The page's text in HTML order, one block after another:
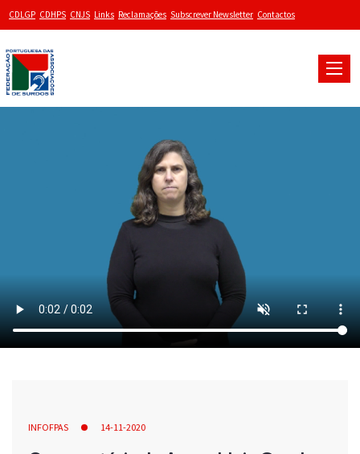
CDLGP CDHPS CNJS Links Reclamações Subscrever Newsletter Contactos
Toggle
INFOFPAS 14-11-2020